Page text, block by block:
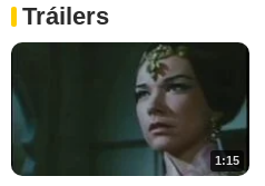
Tráilers
1:15